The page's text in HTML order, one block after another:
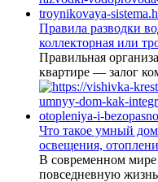
Правила разводки
коллекторная или
Правильная
квартире — залог
Что такое умный
освещения,
В современном
повседневную